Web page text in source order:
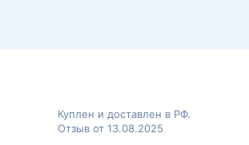
Куплен и доставлен в РФ.
Отзыв от 13.08.2025